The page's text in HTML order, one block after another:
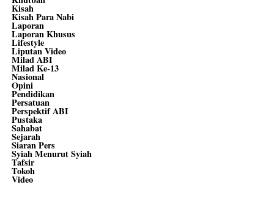
Kisah
Kisah Para Nabi
Laporan
Laporan Khusus
Lifestyle
Liputan Video
Milad ABI
Milad Ke-13
Nasional
Opini
Pendidikan
Persatuan
Perspektif ABI
Pustaka
Sahabat
Sejarah
Siaran Pers
Syiah Menurut Syiah
Tafsir
Tokoh
Video